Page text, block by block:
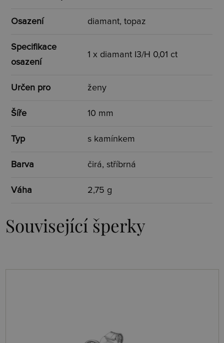
Osazení diamant, topaz
Specifikace
osazení
1 x diamant I3/H 0,01 ct
Určen pro ženy
Šíře 10 mm
Typ s kamínkem
Barva čirá, stříbrná
Váha 2,75 g
Související šperky